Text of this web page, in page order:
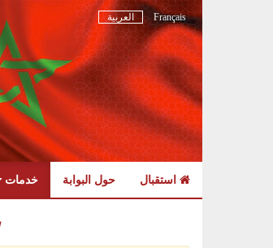
Français العربية
استقبال حول البوابة خدمات